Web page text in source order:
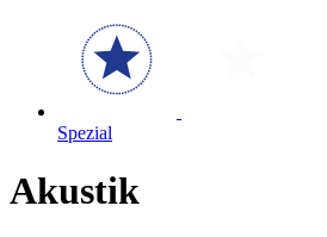
Spezial
Akustik